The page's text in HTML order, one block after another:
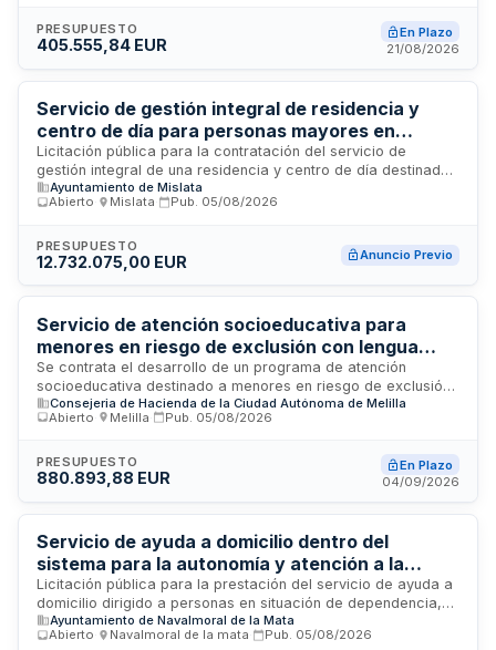
finalicen su residencia en el piso supervisado y un servicio
de alojamiento de emergencias durante todo el año, con
disponiendo de dos plazas para estancias de una a siete
noches ampliables a quince días.
PRESUPUESTO
405.555,84 EUR
En Plazo
21/08/2026
Servicio de gestión integral de residencia y
centro de día para personas mayores en
Mislata
Licitación pública para la contratación del servicio de
gestión integral de una residencia y centro de día destinados
a la atención de personas mayores en Mislata. El
Ayuntamiento de Mislata, a través de su Junta de Gobierno
operación y mantenimiento de las instalaciones, así como la
prestación de servicios asistenciales, sanitarios y de
gestión de personal, servicios de comedor, limpieza,
mantenimiento de instalaciones y programas de atención
sociosanitaria dirigidos a mejorar la calidad de vida de los
residentes.
Ayuntamiento de Mislata
Abierto
Mislata Pub. 05/08/2026
PRESUPUESTO
12.732.075,00 EUR Anuncio Previo
Servicio de atención socioeducativa para
menores en riesgo de exclusión con lengua
materna no castellana en centros escolares
públicos del Ministerio de Educación en Melilla
Se contrata el desarrollo de un programa de atención
socioeducativa destinado a menores en riesgo de exclusión
social cuya lengua materna no es el castellano, en centros
escolares públicos del Ministerio de Educación, Formación
presta mediante procedimiento abierto de contratación
mayor y comprende la ejecución de actividades de apoyo
de este alumnado vulnerable durante el período de vigencia
del contrato.
Consejeria de Hacienda de la Ciudad Autónoma de Melilla
Abierto
Melilla Pub. 05/08/2026
PRESUPUESTO
880.893,88 EUR
En Plazo
04/09/2026
Servicio de ayuda a domicilio dentro del
sistema para la autonomía y atención a la
dependencia
Licitación pública para la prestación del servicio de ayuda a
domicilio dirigido a personas en situación de dependencia,
dentro del marco del Sistema para la Autonomía y Atención a
la Dependencia. El servicio se ejecutará mediante
Ayuntamiento de Navalmoral de la Mata
Abierto
Navalmoral de la mata Pub. 05/08/2026